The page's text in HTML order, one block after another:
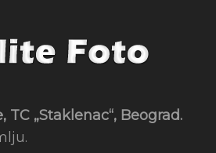
TC „Staklenac“, Beograd.